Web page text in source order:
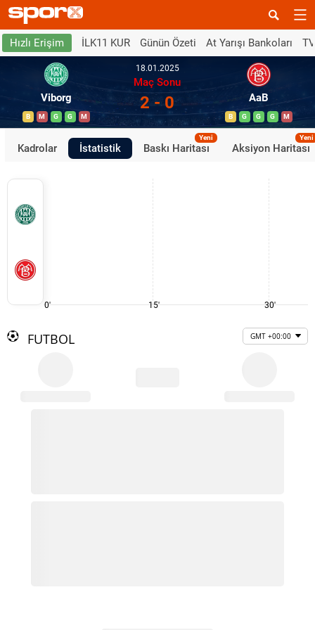
Hızlı Erişim İLK11 KUR Günün Özeti At Yarışı Bankoları
Viborg
B M G G M
18.01.2025
Maç Sonu
2 - 0 AaB
B G G G M
Kadrolar İstatistik Baskı Haritası
Yeni
Aksiyon Haritası
Yeni
0' 15' 30'
FUTBOL GMT +00:00